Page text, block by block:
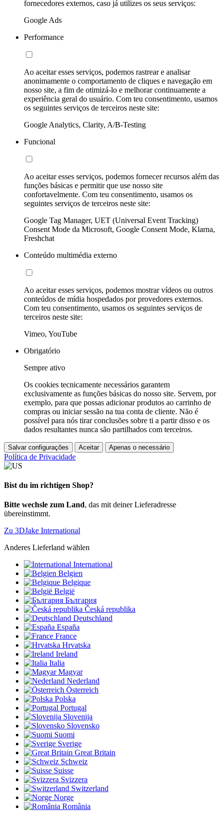
fornecedores externos, caso já utilizes os seus serviços:
Google Ads
Performance
Ao aceitar esses serviços, podemos rastrear e analisar
anonimamente o comportamento de cliques e navegação em
nosso site, a fim de otimizá-lo e melhorar continuamente a
experiência geral do usuário. Com teu consentimento, usamos
os seguintes serviços de terceiros neste site:
Google Analytics, Clarity, A/B-Testing
Funcional
Ao aceitar esses serviços, podemos fornecer recursos além das
funções básicas e permitir que use nosso site
confortavelmente. Com teu consentimento, usamos os
seguintes serviços de terceiros neste site:
Google Tag Manager, UET (Universal Event Tracking)
Consent Mode da Microsoft, Google Consent Mode, Klarna,
Freshchat
Conteúdo multimédia externo
Ao aceitar esses serviços, podemos mostrar vídeos ou outros
conteúdos de mídia hospedados por provedores externos.
Com teu consentimento, usamos os seguintes serviços de
terceiros neste site:
Vimeo, YouTube
Obrigatório
Sempre ativo
Os cookies tecnicamente necessários garantem
exclusivamente as funções básicas do nosso site. Servem, por
exemplo, para que possas adicionar produtos ao carrinho de
compras ou iniciar sessão na tua conta de cliente. Não é
possível para nós tirar conclusões sobre ti a partir disso e os
dados resultantes nunca são partilhados com terceiros.
Salvar configurações Aceitar Apenas o necessário
Política de Privacidade
Bist du im richtigen Shop?
Bitte wechsle zum Land, das mit deiner Lieferadresse
übereinstimmt.
Zu 3DJake International
Anderes Lieferland wählen
International
Belgien
Belgique
België
България
Česká republika
Deutschland
España
France
Hrvatska
Ireland
Italia
Magyar
Nederland
Österreich
Polska
Portugal
Slovenija
Slovensko
Suomi
Sverige
Great Britain
Schweiz
Suisse
Svizzera
Switzerland
Norge
România